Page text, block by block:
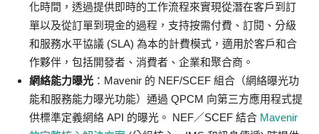
化時間，透過提供即時的工作流程來實現從潛在客戶到訂
單以及從訂單到現金的過程，支持按需付費、訂閱、分級
和服務水平協議 (SLA) 為本的計費模式，適用於客戶和合
作夥伴，包括開發者、消費者、企業和聚合商。
網絡能力曝光 ：Mavenir 的 NEF/SCEF 組合（網絡曝光功
能和服務能力曝光功能）通過 QPCM 向第三方應用程式提
供標準定義網絡 API 的曝光。 NEF／SCEF 結合 Mavenir